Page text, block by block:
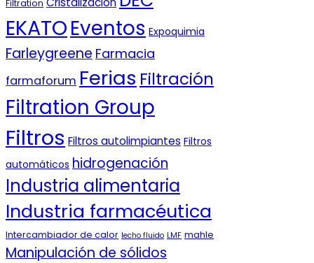
Filtration
EKATOEventos Expoquimia
Farleygreene Farmacia
farmaforum Ferias Filtración
Filtration Group
Filtros Filtros autolimpiantes Filtros
automáticos hidrogenación
Industria alimentaria
Industria farmacéutica
Intercambiador de calor lecho fluido LMF mahle
Manipulación de sólidos